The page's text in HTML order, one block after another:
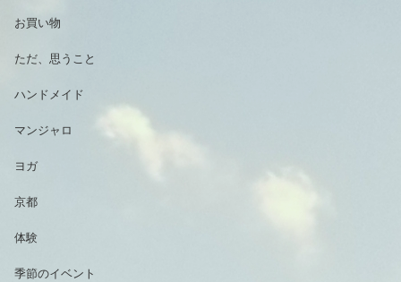
お買い物
ただ、思うこと
ハンドメイド
マンジャロ
ヨガ
京都
体験
季節のイベント